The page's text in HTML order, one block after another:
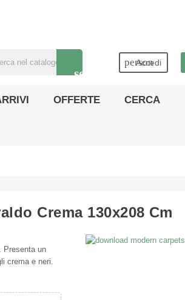
search
person
Accedi
OFFERTE CERCA
Crema 130x208 Cm
Presenta un
crema e neri.